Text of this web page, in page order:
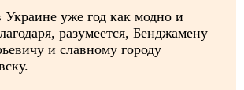
Украине уже год как модно и
разумеется, Бенджамену
и славному городу